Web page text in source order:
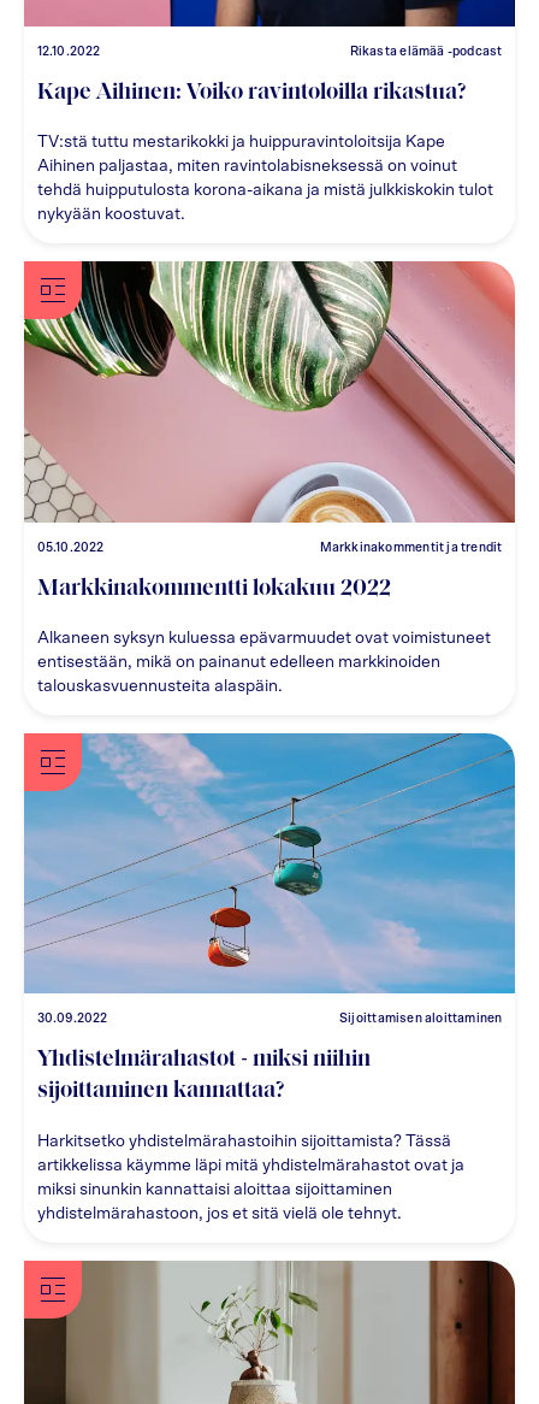
12.10.2022 Rikasta elämää -podcast
Kape Aihinen: Voiko ravintoloilla rikastua?
TV:stä tuttu mestarikokki ja huippuravintoloitsija Kape
Aihinen paljastaa, miten ravintolabisneksessä on voinut
tehdä huipputulosta korona-aikana ja mistä julkkiskokin tulot
nykyään koostuvat.
05.10.2022 Markkinakommentit ja trendit
Markkinakommentti lokakuu 2022
Alkaneen syksyn kuluessa epävarmuudet ovat voimistuneet
entisestään, mikä on painanut edelleen markkinoiden
talouskasvuennusteita alaspäin.
30.09.2022 Sijoittamisen aloittaminen
Yhdistelmärahastot - miksi niihin
sijoittaminen kannattaa?
Harkitsetko yhdistelmärahastoihin sijoittamista? Tässä
artikkelissa käymme läpi mitä yhdistelmärahastot ovat ja
miksi sinunkin kannattaisi aloittaa sijoittaminen
yhdistelmärahastoon, jos et sitä vielä ole tehnyt.